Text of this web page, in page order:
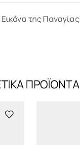
της Παναγίας
ΠΡΟΪΌΝΤΑ